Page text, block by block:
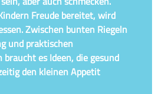
Freude bereitet, wird
Zwischen bunten Riegeln
und praktischen
es Ideen, die gesund
den kleinen Appetit